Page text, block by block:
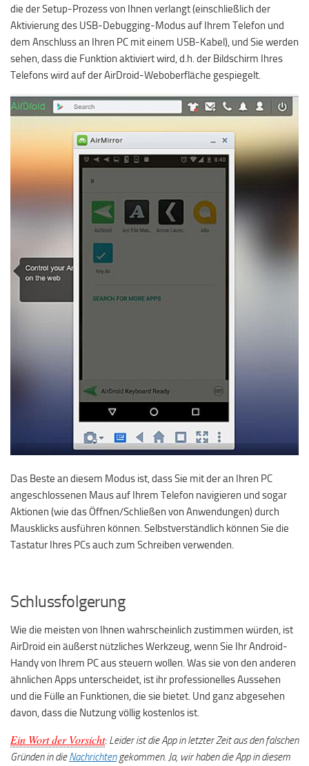
die der Setup-Prozess von Ihnen verlangt (einschließlich der
Aktivierung des USB-Debugging-Modus auf Ihrem Telefon und
dem Anschluss an Ihren PC mit einem USB-Kabel), und Sie werden
sehen, dass die Funktion aktiviert wird, d.h. der Bildschirm Ihres
Telefons wird auf der AirDroid-Weboberfläche gespiegelt.
Das Beste an diesem Modus ist, dass Sie mit der an Ihren PC
angeschlossenen Maus auf Ihrem Telefon navigieren und sogar
Aktionen (wie das Öffnen/Schließen von Anwendungen) durch
Mausklicks ausführen können. Selbstverständlich können Sie die
Tastatur Ihres PCs auch zum Schreiben verwenden.
Schlussfolgerung
Wie die meisten von Ihnen wahrscheinlich zustimmen würden, ist
AirDroid ein äußerst nützliches Werkzeug, wenn Sie Ihr Android-
Handy von Ihrem PC aus steuern wollen. Was sie von den anderen
ähnlichen Apps unterscheidet, ist ihr professionelles Aussehen
und die Fülle an Funktionen, die sie bietet. Und ganz abgesehen
davon, dass die Nutzung völlig kostenlos ist.
Ein Wort der Vorsicht: Leider ist die App in letzter Zeit aus den falschen
Gründen in dieNachrichtengekommen. Ja, wir haben die App in diesem